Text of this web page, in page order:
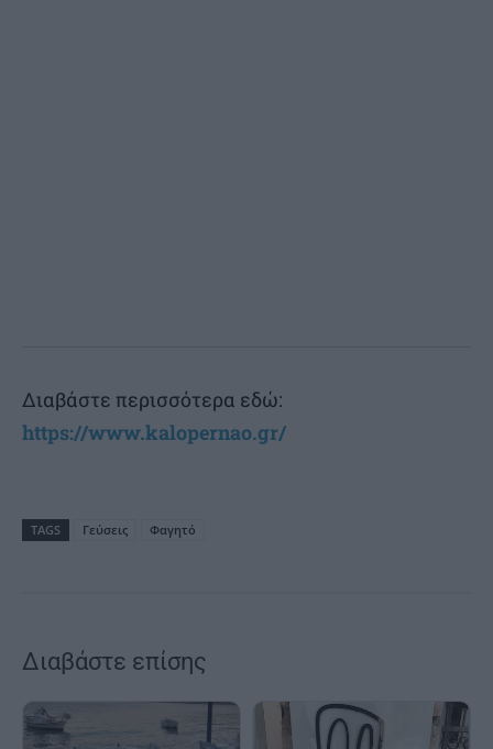
Διαβάστε περισσότερα εδώ:
https://www.kalopernao.gr/
TAGS Γεύσεις Φαγητό
Διαβάστε επίσης